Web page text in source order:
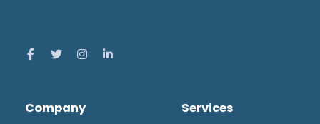
Company Services